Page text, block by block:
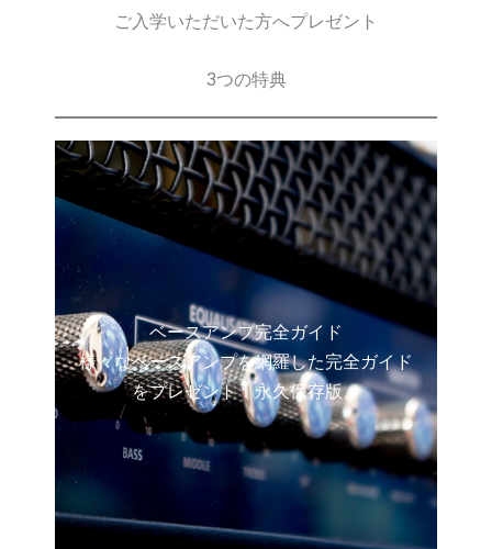
ご入学いただいた方へプレゼント
3つの特典
ベースアンプ完全ガイド
様々なベースアンプを網羅した完全ガイド
をプレゼント！永久保存版。